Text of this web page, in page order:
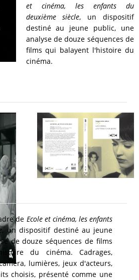
et cinéma, les enfants du
deuxième siècle, un dispositif
destiné au jeune public, une
analyse de douze séquences de
films qui balayent l'histoire du
cinéma.
de Ecole et cinéma, les enfants
, un dispositif destiné au jeune
de douze séquences de films
du cinéma. Cadrages,
lumières, jeux d'acteurs,
choisis, présenté comme une